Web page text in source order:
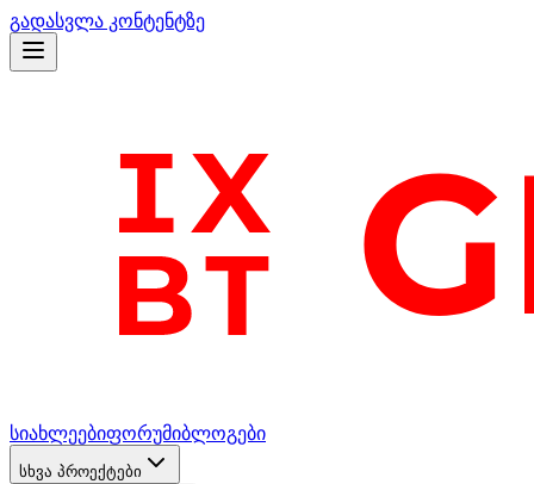
გადასვლა კონტენტზე
სიახლეებიფორუმიბლოგები
სხვა პროექტები